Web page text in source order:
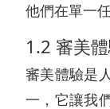
他們在單一
1.2 審美
審美體驗是
一，它讓我